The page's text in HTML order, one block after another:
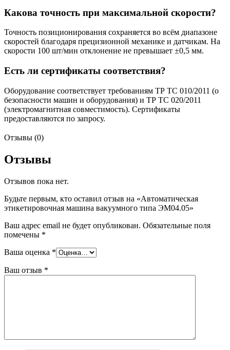
Какова точность при максимальной скорости?
Точность позиционирования сохраняется во всём диапазоне
скоростей благодаря прецизионной механике и датчикам. На
скорости 100 шт/мин отклонение не превышает ±0,5 мм.
Есть ли сертификаты соответствия?
Оборудование соответствует требованиям ТР ТС 010/2011 (о
безопасности машин и оборудования) и ТР ТС 020/2011
(электромагнитная совместимость). Сертификаты
предоставляются по запросу.
Отзывы (0)
Отзывы
Отзывов пока нет.
Будьте первым, кто оставил отзыв на «Автоматическая
этикетировочная машина вакуумного типа ЭМ04.05»
Ваш адрес email не будет опубликован. Обязательные поля
помечены *
Ваша оценка *
Ваш отзыв *